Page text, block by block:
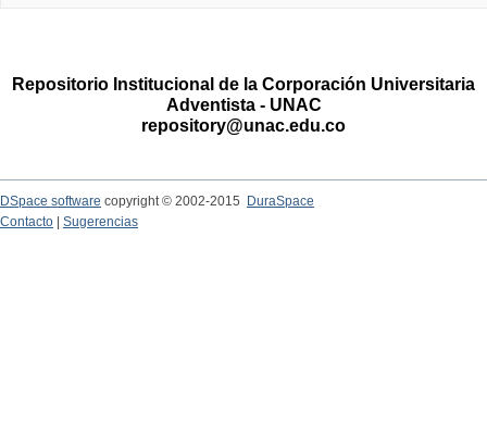
Repositorio Institucional de la Corporación Universitaria
Adventista - UNAC
repository@unac.edu.co
DSpace software copyright © 2002-2015
DuraSpace
Contacto
Sugerencias